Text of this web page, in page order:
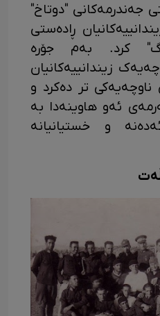
جەندرمەکانی "دوتاخ"
ڕادەستی
کرد. بەم جۆرە
زیندانییەکانیان
ناوچەیەکی تر دەکرد و
ئەو هاوینەدا بە
و خستیانیانە